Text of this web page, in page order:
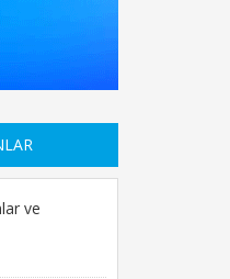
ve